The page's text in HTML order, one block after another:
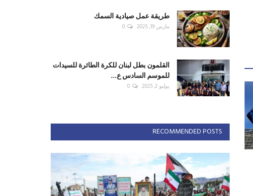
طريقة عمل صيادية السمك
مارس 19, 2025 0
القلمون بطل لبنان للكرة الطائرة للسيدات
للموسم السادس ع...
يوليو 3, 2025 0
RECOMMENDED POSTS